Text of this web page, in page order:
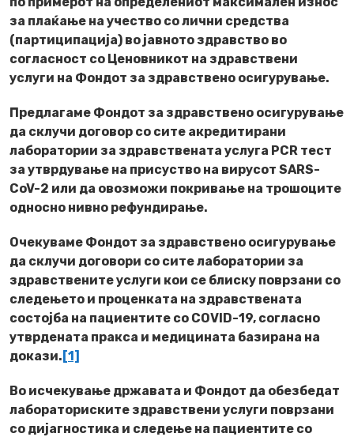
за плаќање на учество со лични средства
(партиципација) во јавното здравство во
согласност со Ценовникот на здравствени
услуги на Фондот за здравствено осигурување.
Предлагаме Фондот за здравствено осигурување
да склучи договор со сите акредитирани
лаборатории за здравствената услуга PCR тест
за утврдување на присуство на вирусот SARS-
CoV-2 или да овозможи покривање на трошоците
односно нивно рефундирање.
Очекуваме Фондот за здравствено осигурување
да склучи договори со сите лаборатории за
здравствените услуги кои се блиску поврзани со
следењето и проценката на здравствената
состојба на пациентите со COVID-19, согласно
утврдената пракса и медицината базирана на
докази. [1]
Во исчекување државата и Фондот да обезбедат
лабораториските здравствени услуги поврзани
со дијагностика и следење на пациентите со